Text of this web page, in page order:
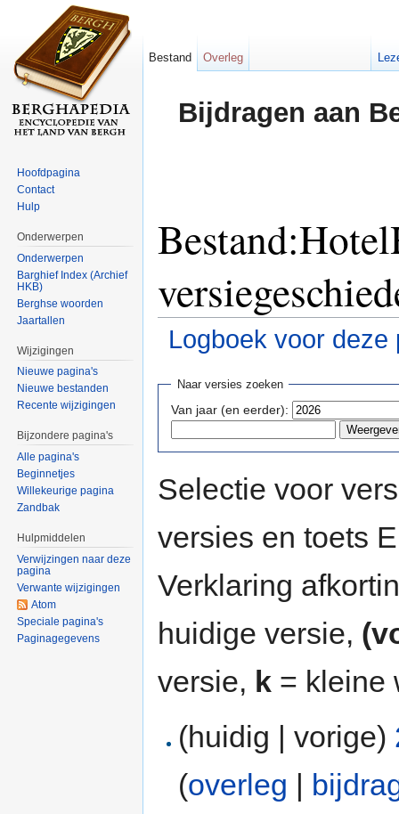
Bijdragen aan
Logboek voor deze
Naar versies zoeken
Van jaar (en eerder):
Selectie voor
versies en toets
Verklaring
huidige versie,
versie, k = kleine
(huidig | vorige)
(overleg |
Bestand Overleg
Hoofdpagina
Contact
Hulp
Onderwerpen
Onderwerpen
Barghief Index (Archief
HKB)
Berghse woorden
Jaartallen
Wijzigingen
Nieuwe pagina's
Nieuwe bestanden
Recente wijzigingen
Bijzondere pagina's
Alle pagina's
Beginnetjes
Willekeurige pagina
Zandbak
Hulpmiddelen
Verwijzingen naar deze
pagina
Verwante wijzigingen
Atom
Speciale pagina's
Paginagegevens